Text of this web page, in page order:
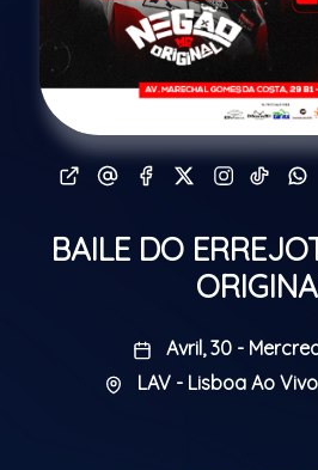
BAILE DO
Avril, 30 -
LAV - Lisboa Ao